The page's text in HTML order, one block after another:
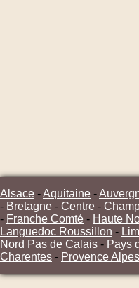
Alsace -Aquitaine -
- Bretagne - Centre -
- Franche Comté - Haute
Languedoc Roussillon -
Nord Pas de Calais - Pays
Charentes - Provence